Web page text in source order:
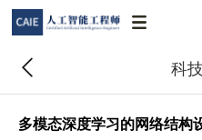
科
多模态深度学习的网络结构